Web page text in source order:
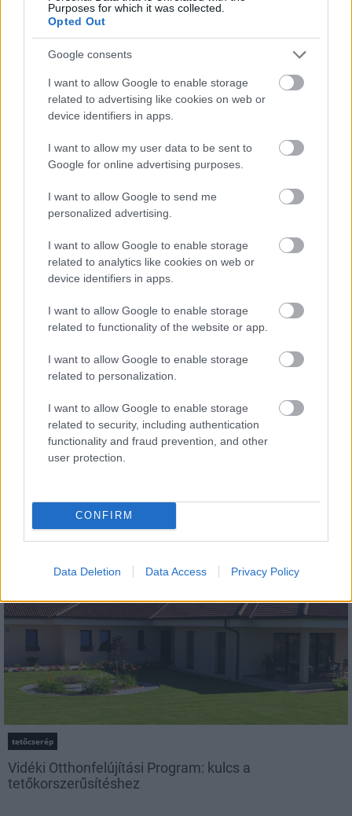
Purposes for which it was collected.
Opted Out
Google consents
I want to allow Google to enable storage
related to advertising like cookies on web or
device identifiers in apps.
I want to allow my user data to be sent to
Google for online advertising purposes.
I want to allow Google to send me
personalized advertising.
I want to allow Google to enable storage
related to analytics like cookies on web or
device identifiers in apps.
I want to allow Google to enable storage
related to functionality of the website or app.
I want to allow Google to enable storage
related to personalization.
I want to allow Google to enable storage
related to security, including authentication
functionality and fraud prevention, and other
user protection.
CONFIRM
Data Deletion Data Access Privacy Policy
tetőcserép
Tetőépítés -és felújítás? Legyen tudatos a
költségtervezésben!
tetőcserép
tetőcserép
Vidéki Otthonfelújítási Program: kulcs a
tetőkorszerűsítéshez